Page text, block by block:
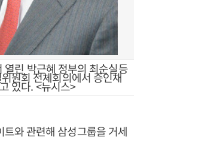
린 박근혜 정부의 최순실등
원회 전체회의에서 증인채
있다. <뉴시스>
와 관련해 삼성그룹을 거세